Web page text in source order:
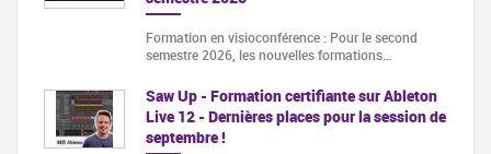
Formation en visioconférence : Pour le second
semestre 2026, les nouvelles formations…
Saw Up - Formation certifiante sur Ableton
Live 12 - Dernières places pour la session de
septembre !